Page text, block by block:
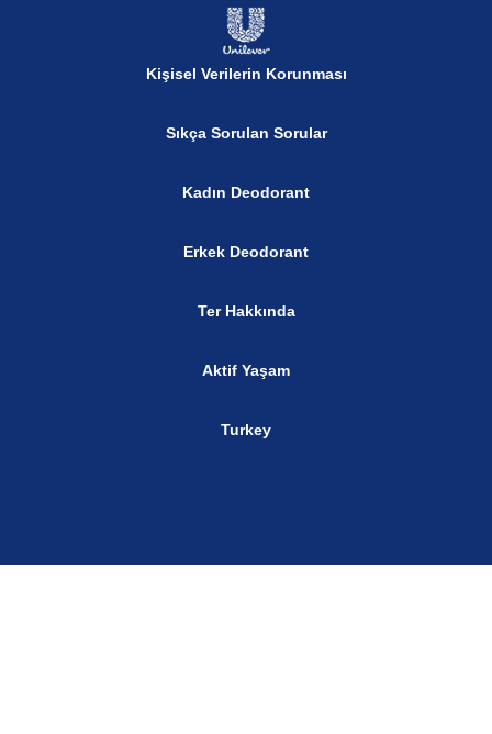
Kişisel Verilerin Korunması
Sıkça Sorulan Sorular
Kadın Deodorant
Erkek Deodorant
Ter Hakkında
Aktif Yaşam
Turkey